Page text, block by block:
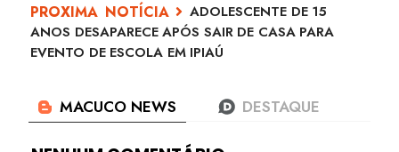
ADOLESCENTE DE 15
ANOS DESAPARECE APÓS SAIR DE CASA PARA
EVENTO DE ESCOLA EM IPIAÚ